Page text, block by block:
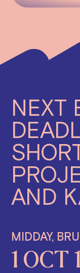
NEXT
AND
MIDDAY,
1 OCT